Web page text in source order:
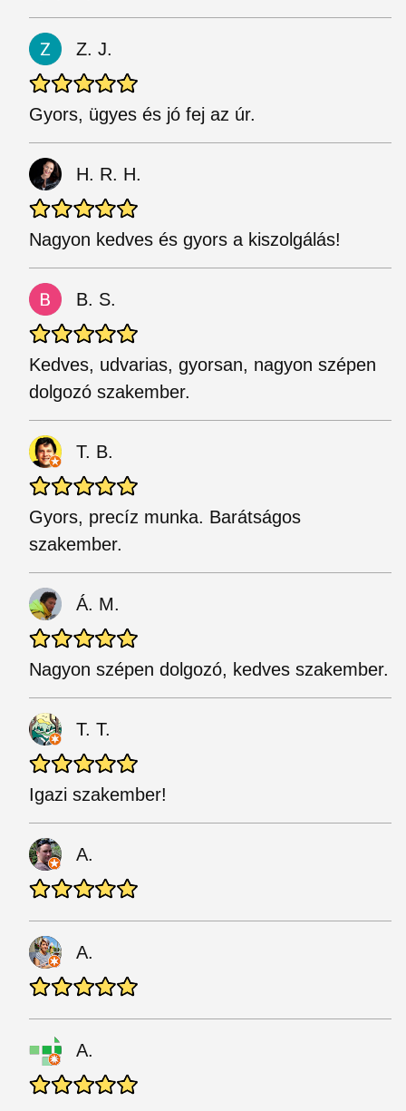
Z. J.
Gyors, ügyes és jó fej az úr.
H. R. H.
Nagyon kedves és gyors a kiszolgálás!
B. S.
Kedves, udvarias, gyorsan, nagyon szépen
dolgozó szakember.
T. B.
Gyors, precíz munka. Barátságos
szakember.
Á. M.
Nagyon szépen dolgozó, kedves szakember.
T. T.
Igazi szakember!
A.
A.
A.